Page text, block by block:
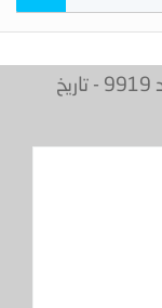
ماهي أسباب حوادث السيارات ؟؟ - عدد 9919 - تاريخ